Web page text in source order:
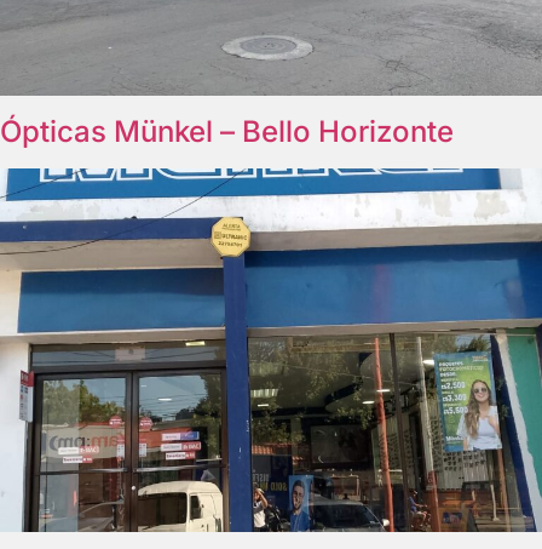
Ópticas Münkel – Bello Horizonte